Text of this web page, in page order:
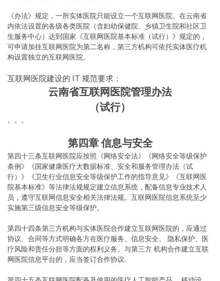
《办法》规定，一所实体医院只能设立一个互联网医院。在云南省
内依法设置的各级各类医院（含妇幼保健院、乡镇卫生院和社区卫
生服务中心）达到国家《互联网医院基本标准（试行）》规定的，
可申请加挂互联网医院为第二名称，第三方机构可依托实体医疗机
构设置独立的互联网医院。
互联网医院建设的 IT 规范要求：
云南省互联网医院管理办法
（试行）
。。。
第四章 信息与安全
第四十三条互联网医院应按照《网络安全法》《网络安全等级保护
条例》《国家健康医疗大数据标准、安全和服务管理办法（试
行）》《卫生行业信息安全等级保护工作的指导意见》《互联网医
院基本标准》等法律法规规定建立信息系统，配备信息专业技术人
员，遵守互联网信息安全相关法律法规。互联网医院信息系统至少
实施第三级信息安全等级保护。
第四十四条第三方机构与实体医院合作建立互联网医院的，应通过
协议、合同等方式明确各方在医疗服务、信息安全、 隐私保护、医
疗风险和责任分担等方面的权利义务。与第三方 机构合作建立互联
网医院信息平台的，应当签订合作协议。